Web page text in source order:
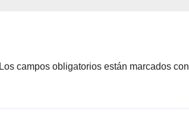
Los campos obligatorios están marcados con